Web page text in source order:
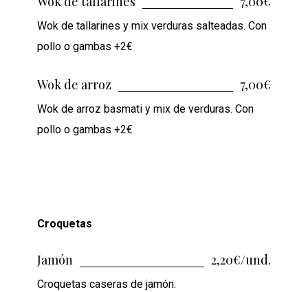
Wok de tallarines y mix verduras salteadas. Con
pollo o gambas +2€
Wok de arroz 7,00€
Wok de arroz basmati y mix de verduras. Con
pollo o gambas +2€
Croquetas
Jamón 2,20€/und.
Croquetas caseras de jamón.